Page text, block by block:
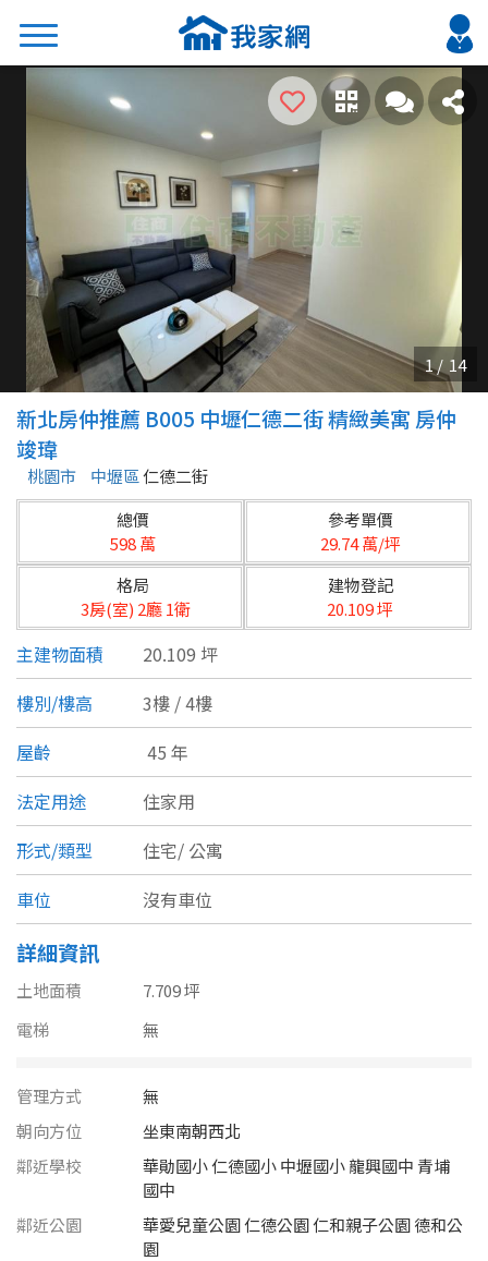
搜尋
熱門關鍵字
2026 台北降價好屋限量釋出
2026 新北降價好屋限量釋出
2026 台中降價好屋限量釋出
2026 台南降價好屋限量釋出
2026 高雄降價好屋限量釋出
縣市
台北市
基隆市
新北市
宜蘭縣
桃園市
新竹市
新竹縣
苗栗縣
台中市
彰化縣
南投縣
雲林縣
嘉義縣
台南市
高雄市
區域
類型(可複選)
不拘 公寓 電梯大樓 套房
別墅 透天厝 樓中樓 華廈
農舍 辦公 店面 工廠
坪數
60~70 坪 70~80 坪
80坪以上
新北房仲推薦 B005 中壢仁德二街 精緻美寓 房仲
竣瑋
桃園市 中壢區仁德二街
總價
598 萬
參考單價
29.74 萬/坪
格局
3房(室) 2廳 1衛
建物登記
20.109 坪
主建物面積
20.109 坪
樓別/樓高
3樓 / 4樓
屋齡
45 年
法定用途
住家用
形式/類型
住宅/ 公寓
車位
沒有車位
詳細資訊
土地面積
7.709 坪
電梯
無
管理方式
無
朝向方位
坐東南朝西北
鄰近學校
華勛國小 仁德國小 中壢國小 龍興國中 青埔
國中
鄰近公園
華愛兒童公園 仁德公園 仁和親子公園 德和公
園